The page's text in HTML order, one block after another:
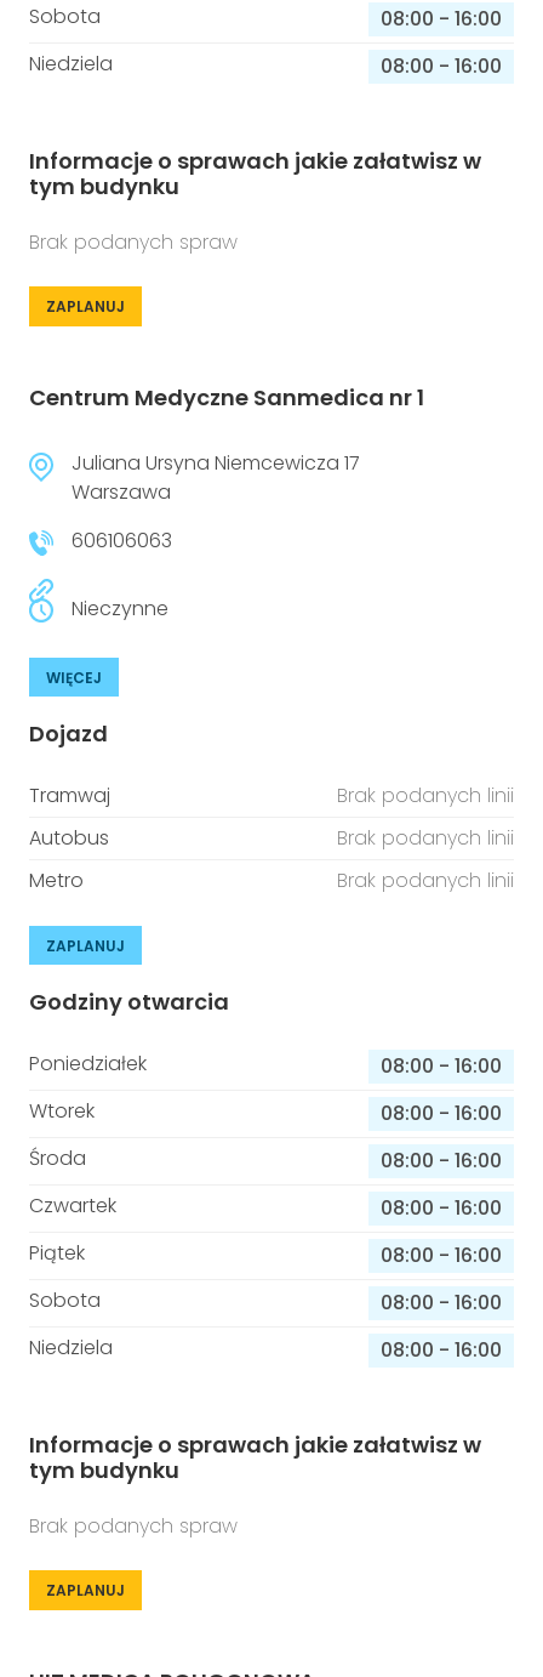
Sobota
08:00 - 16:00
Niedziela
08:00 - 16:00
Informacje o sprawach jakie załatwisz w
tym budynku
Brak podanych spraw
ZAPLANUJ
Centrum Medyczne Sanmedica nr 1
Juliana Ursyna Niemcewicza 17
Warszawa
606106063
Nieczynne
WIĘCEJ
Dojazd
Tramwaj
Brak podanych linii
Autobus
Brak podanych linii
Metro
Brak podanych linii
ZAPLANUJ
Godziny otwarcia
Poniedziałek 08:00 - 16:00
Wtorek
08:00 - 16:00
Środa
08:00 - 16:00
Czwartek
08:00 - 16:00
Piątek
08:00 - 16:00
Sobota
08:00 - 16:00
Niedziela
08:00 - 16:00
Informacje o sprawach jakie załatwisz w
tym budynku
Brak podanych spraw
ZAPLANUJ